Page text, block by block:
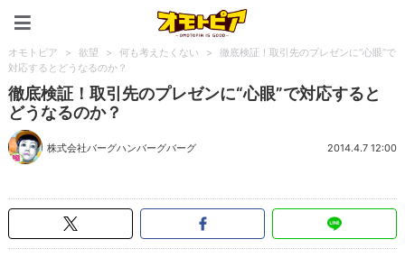
オモトピア > 欲望 > 何も考えたくない >
徹底検証！取引先のプレゼンに“心眼”で
対応するとどうなるのか？
徹底検証！取引先のプレゼンに“心眼”で対応すると
どうなるのか？
株式会社バーグハンバーグバーグ 2014.4.7 12:00